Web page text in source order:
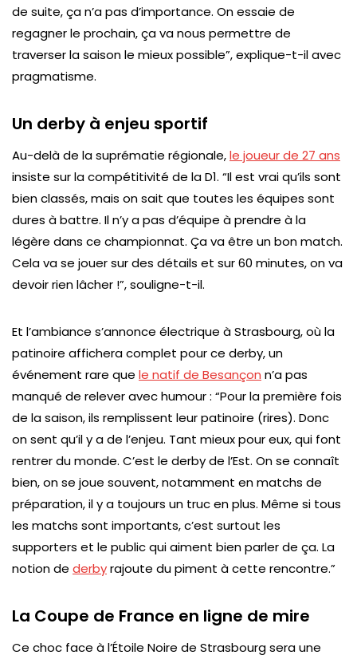
de suite, ça n’a pas d’importance. On essaie de
regagner le prochain, ça va nous permettre de
traverser la saison le mieux possible”, explique-t-il avec
pragmatisme.
Un derby à enjeu sportif
Au-delà de la suprématie régionale,le joueur de 27 ans
insiste sur la compétitivité de la D1. “Il est vrai qu’ils sont
bien classés, mais on sait que toutes les équipes sont
dures à battre. Il n’y a pas d’équipe à prendre à la
légère dans ce championnat. Ça va être un bon match.
Cela va se jouer sur des détails et sur 60 minutes, on va
devoir rien lâcher !”, souligne-t-il.
Et l’ambiance s’annonce électrique à Strasbourg, où la
patinoire affichera complet pour ce derby, un
événement rare que le natif de Besançon n’a pas
manqué de relever avec humour : “Pour la première fois
de la saison, ils remplissent leur patinoire (rires). Donc
on sent qu’il y a de l’enjeu. Tant mieux pour eux, qui font
rentrer du monde. C’est le derby de l’Est. On se connaît
bien, on se joue souvent, notamment en matchs de
préparation, il y a toujours un truc en plus. Même si tous
les matchs sont importants, c’est surtout les
supporters et le public qui aiment bien parler de ça. La
notion de derbyrajoute du piment à cette rencontre.”
La Coupe de France en ligne de mire
Ce choc face à l’Étoile Noire de Strasbourg sera une